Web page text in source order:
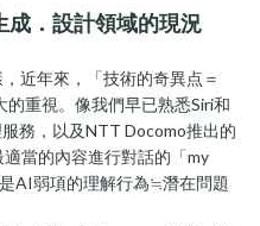
成．設計領域的現況
近年來，「技術的奇異点＝
重視。像我們早已熟悉Siri和
務，以及NTT Docomo推出的
當的內容進行對話的「my
AI弱項的理解行為≒潛在問題